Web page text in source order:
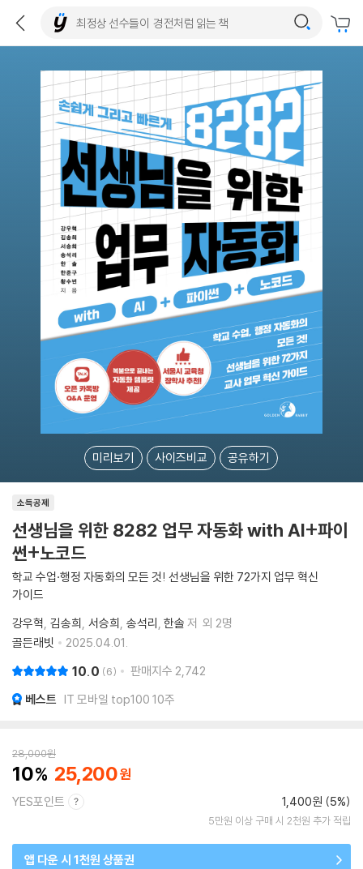
미리보기 사이즈비교 공유하기
소득공제
선생님을 위한 8282 업무 자동화 with AI+파이
썬+노코드
학교 수업·행정 자동화의 모든 것! 선생님을 위한 72가지 업무 혁신
가이드
강우혁 김송희 서승희 송석리 한솔 저 외 2명
골든래빗
2025.04.01.
10.0 6 판매지수 2,742
베스트 IT 모바일 top100 10주
28,000원
10 25,200
YES포인트 1,400원 (5%)
5만원 이상 구매 시 2천원 추가 적립
앱 다운 시 1천원 상품권